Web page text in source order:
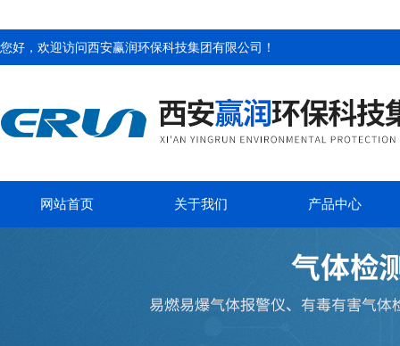
您好，欢迎访问西安赢润环保科技集团有限公司 ！
网站首页 关于我们 产品中心